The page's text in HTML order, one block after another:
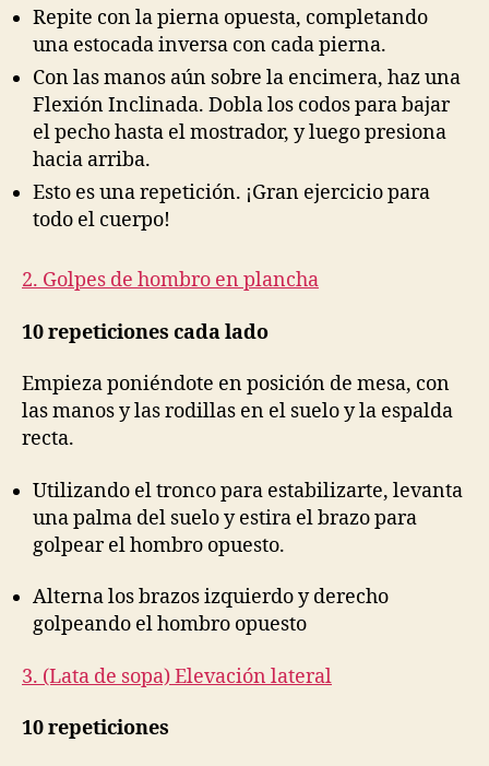
Repite con la pierna opuesta, completando
una estocada inversa con cada pierna.
Con las manos aún sobre la encimera, haz una
Flexión Inclinada. Dobla los codos para bajar
el pecho hasta el mostrador, y luego presiona
hacia arriba.
Esto es una repetición. ¡Gran ejercicio para
todo el cuerpo!
2. Golpes de hombro en plancha
10 repeticiones cada lado
Empieza poniéndote en posición de mesa, con
las manos y las rodillas en el suelo y la espalda
recta.
Utilizando el tronco para estabilizarte, levanta
una palma del suelo y estira el brazo para
golpear el hombro opuesto.
Alterna los brazos izquierdo y derecho
golpeando el hombro opuesto
3. (Lata de sopa) Elevación lateral
10 repeticiones